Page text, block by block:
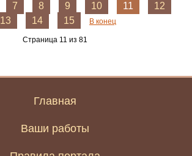
7 8 9 10 11
12
13
14 15 В конец
Страница 11 из 81
Главная
Ваши работы